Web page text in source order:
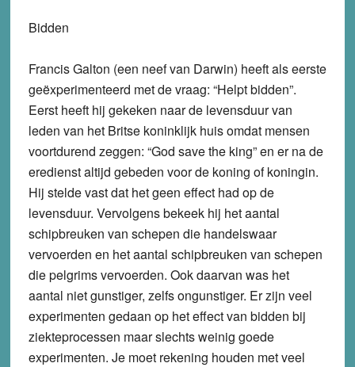
Bidden
Francis Galton (een neef van Darwin) heeft als eerste
geëxperimenteerd met de vraag: “Helpt bidden”.
Eerst heeft hij gekeken naar de levensduur van
leden van het Britse koninklijk huis omdat mensen
voortdurend zeggen: “God save the king” en er na de
eredienst altijd gebeden voor de koning of koningin.
Hij stelde vast dat het geen effect had op de
levensduur. Vervolgens bekeek hij het aantal
schipbreuken van schepen die handelswaar
vervoerden en het aantal schipbreuken van schepen
die pelgrims vervoerden. Ook daarvan was het
aantal niet gunstiger, zelfs ongunstiger. Er zijn veel
experimenten gedaan op het effect van bidden bij
ziekteprocessen maar slechts weinig goede
experimenten. Je moet rekening houden met veel